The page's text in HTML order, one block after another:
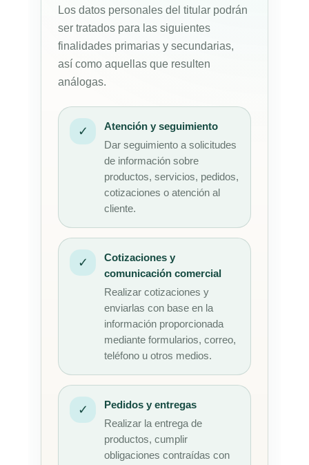
Los datos personales del titular podrán
ser tratados para las siguientes
finalidades primarias y secundarias,
así como aquellas que resulten
análogas.
✓ Atención y seguimiento
Dar seguimiento a solicitudes
de información sobre
productos, servicios, pedidos,
cotizaciones o atención al
cliente.
✓
Cotizaciones y
comunicación comercial
Realizar cotizaciones y
enviarlas con base en la
información proporcionada
mediante formularios, correo,
teléfono u otros medios.
✓ Pedidos y entregas
Realizar la entrega de
productos, cumplir
obligaciones contraídas con